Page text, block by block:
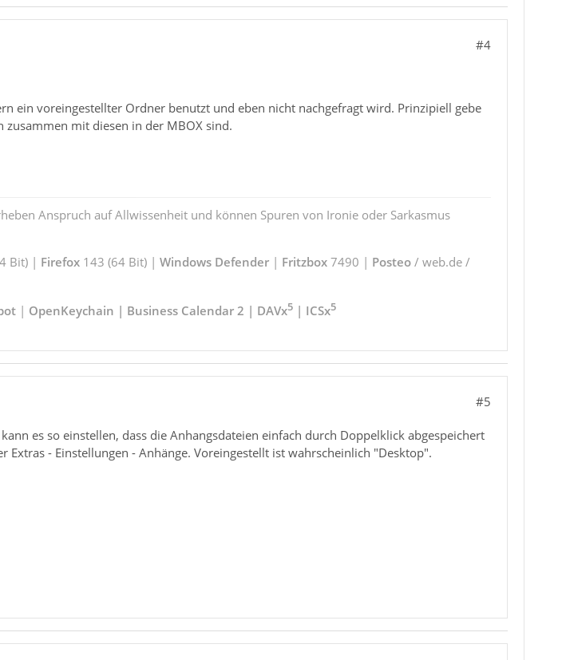
#4
ein voreingestellter Ordner benutzt und eben nicht nachgefragt wird. Prinzipiell gebe
mit diesen in der MBOX sind.
Anspruch auf Allwissenheit und können Spuren von Ironie oder Sarkasmus
Bit) | Firefox143 (64 Bit) | Windows Defender| Fritzbox7490 | Posteo/ web.de /
| OpenKeychain | Business Calendar 2 | DAVx5| ICSx5
#5
es so einstellen, dass die Anhangsdateien einfach durch Doppelklick abgespeichert
Extras - Einstellungen - Anhänge. Voreingestellt ist wahrscheinlich "Desktop".